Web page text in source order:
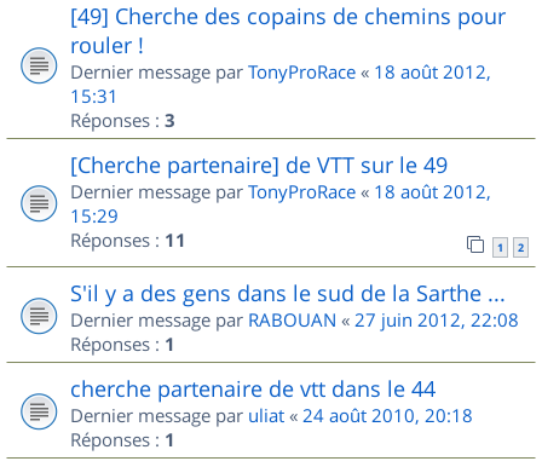
[49] Cherche des copains de chemins pour
rouler !
Dernier message par TonyProRace « 18 août 2012,
15:31
Réponses : 3
[Cherche partenaire] de VTT sur le 49
Dernier message par TonyProRace « 18 août 2012,
15:29
Réponses : 11 1 2
S'il y a des gens dans le sud de la Sarthe ...
Dernier message par RABOUAN « 27 juin 2012, 22:08
Réponses : 1
cherche partenaire de vtt dans le 44
Dernier message par uliat « 24 août 2010, 20:18
Réponses : 1